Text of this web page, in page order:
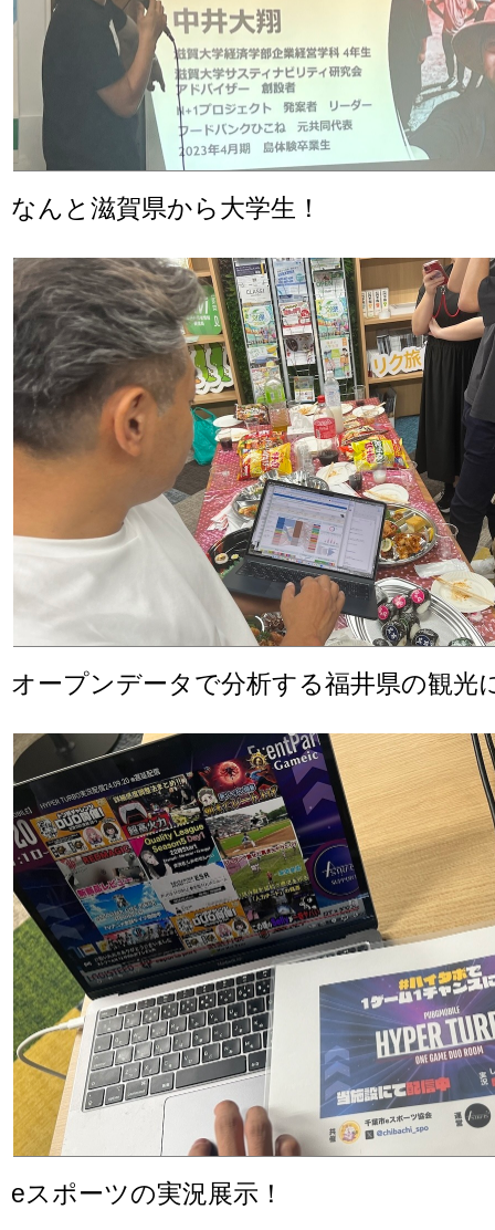
なんと滋賀県から大学生！
オープンデータで分析する福井県の観光
eスポーツの実況展示！